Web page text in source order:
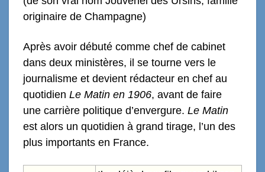
originaire de Champagne)
Après avoir débuté comme chef de cabinet
dans deux ministères, il se tourne vers le
journalisme et devient rédacteur en chef au
quotidien Le Matin en 1906, avant de faire
une carrière politique d’envergure. Le Matin
est alors un quotidien à grand tirage, l’un des
plus importants en France.